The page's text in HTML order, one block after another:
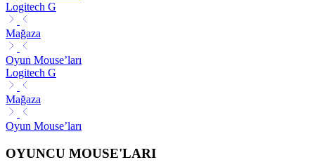
Logitech G
Mağaza
Oyun Mouse’ları
Logitech G
Mağaza
Oyun Mouse’ları
OYUNCU MOUSE'LARI